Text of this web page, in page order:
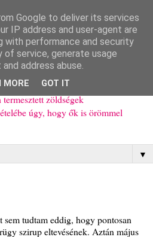
egészséges ételeket
(mert a papírfecniket folyton
(mint régen, csak ez nem
zöldségek
úgy, hogy ők is örömmel
▼
tudtam eddig, hogy pontosan
szirup eltevésének. Aztán május
Google to deliver its services
IP address and user-agent are
with performance and security
service, generate usage
address abuse.
MORE GOT IT